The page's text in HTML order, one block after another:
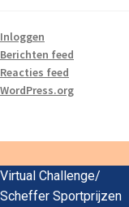
Inloggen
Berichten feed
Reacties feed
WordPress.org
Virtual Challenge/
Scheffer Sportprijzen